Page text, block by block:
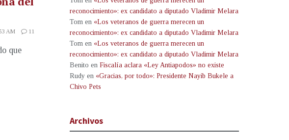
AM 11
que
reconocimiento»: ex candidato a diputado Vladimir Melara
Tom en «Los veteranos de guerra merecen un
reconocimiento»: ex candidato a diputado Vladimir Melara
Tom en «Los veteranos de guerra merecen un
reconocimiento»: ex candidato a diputado Vladimir Melara
Benito en Fiscalía aclara «Ley Antiapodos» no existe
Rudy en «Gracias, por todo»: Presidente Nayib Bukele a
Chivo Pets
Archivos